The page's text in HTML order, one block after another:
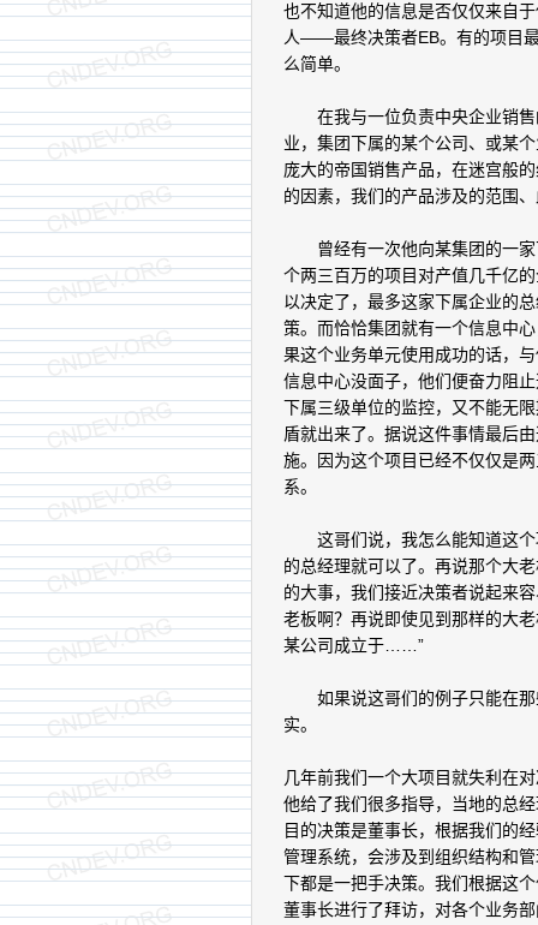
也不知道他的信息是否仅仅来自
人――最终决策者EB。有的项目
么简单。
在我与一位负责中央企业销售
业，集团下属的某个公司、或某
庞大的帝国销售产品，在迷宫般
的因素，我们的产品涉及的范围
曾经有一次他向某集团的一家
个两三百万的项目对产值几千亿
以决定了，最多这家下属企业的
策。而恰恰集团就有一个信息中
果这个业务单元使用成功的话，
信息中心没面子，他们便奋力阻
下属三级单位的监控，又不能无
盾就出来了。据说这件事情最后
施。因为这个项目已经不仅仅是
系。
这哥们说，我怎么能知道这个
的总经理就可以了。再说那个大
的大事，我们接近决策者说起来
老板啊？再说即使见到那样的大
某公司成立于……”
如果说这哥们的例子只能在那
实。
几年前我们一个大项目就失利在
他给了我们很多指导，当地的总
目的决策是董事长，根据我们的
管理系统，会涉及到组织结构和
下都是一把手决策。我们根据这
董事长进行了拜访，对各个业务